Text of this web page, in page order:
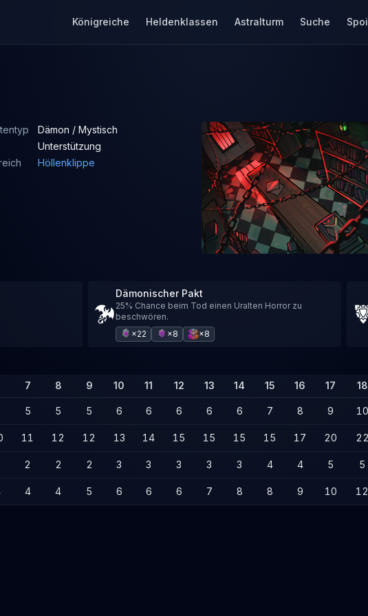
Königreiche Heldenklassen Astralturm Suche
Dämon / Mystisch
Unterstützung
Höllenklippe
Dämonischer Pakt
25% Chance beim Tod einen Uralten Horror zu
beschwören.
×22
×8 ×8
7 8 9 10 11 12 13 14 15 16 17 18
5 5 5 6 6 6 6 6 7 8 9 10
11 12 12 13 14 15 15 15 15 17 20 22
2 2 2 3 3 3 3 3 4 4 5 5
4 4 5 6 6 6 7 8 8 9 10 12